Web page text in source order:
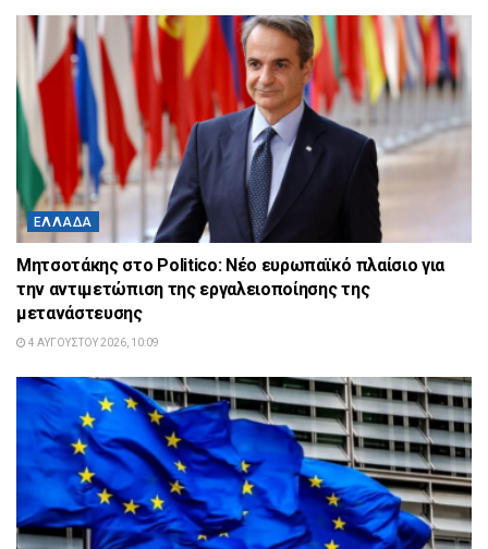
ΕΛΛΆΔΑ
Μητσοτάκης στο Politico: Νέο ευρωπαϊκό πλαίσιο για
την αντιμετώπιση της εργαλειοποίησης της
μετανάστευσης
4 ΑΥΓΟΎΣΤΟΥ 2026, 10:09